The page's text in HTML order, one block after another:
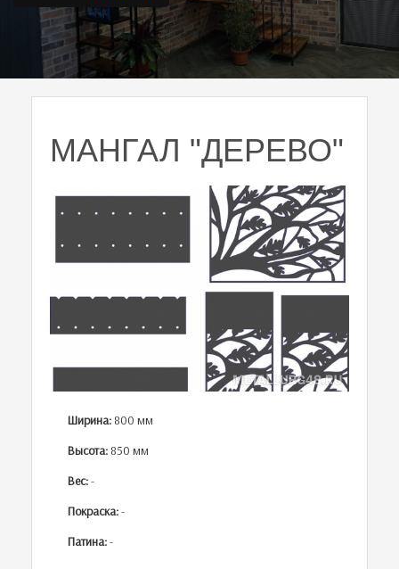
МАНГАЛ "ДЕРЕВО"
Ширина: 800 мм
Высота: 850 мм
Вес:-
Покраска:-
Патина:-